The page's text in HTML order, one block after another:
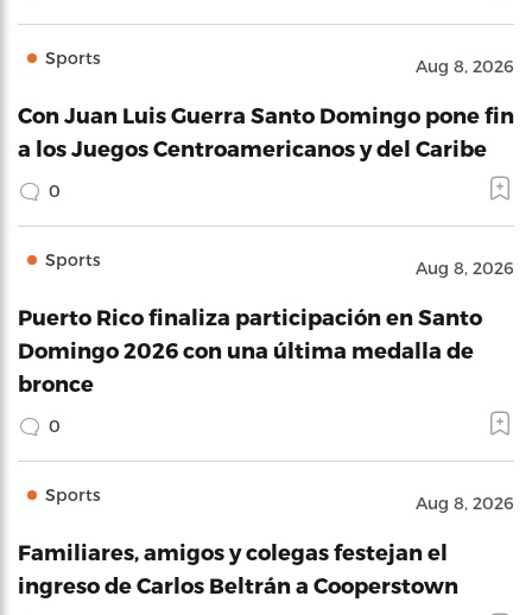
Sports Aug 8, 2026
Con Juan Luis Guerra Santo Domingo pone fin
a los Juegos Centroamericanos y del Caribe
0
Sports Aug 8, 2026
Puerto Rico finaliza participación en Santo
Domingo 2026 con una última medalla de
bronce
0
Sports Aug 8, 2026
Familiares, amigos y colegas festejan el
ingreso de Carlos Beltrán a Cooperstown